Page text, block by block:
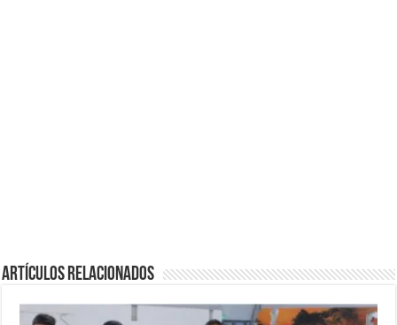
Artículos Relacionados